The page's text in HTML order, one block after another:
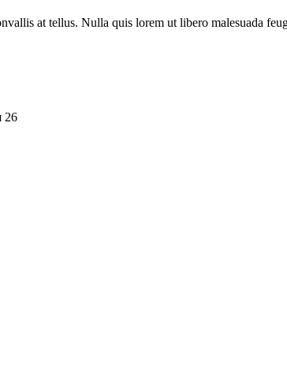
at tellus. Nulla quis lorem ut libero malesuada
26